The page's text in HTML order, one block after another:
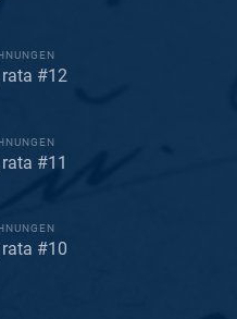
#12
#11
#10